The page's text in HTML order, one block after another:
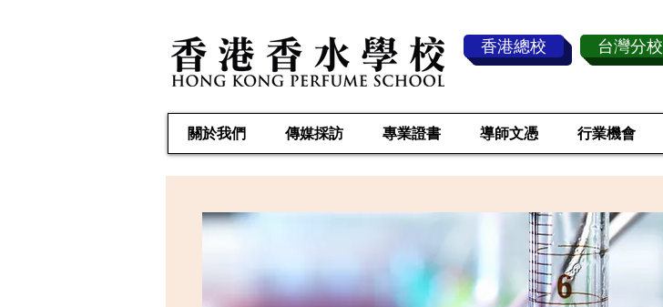
香港總校 台灣分校
關於我們 傳媒採訪 專業證書 導師文憑 行業機會